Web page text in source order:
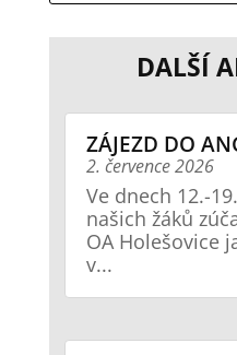
DALŠÍ
ZÁJEZD DO
2. července 2026
Ve dnech 12.-
našich žáků
OA Holešovice
v...